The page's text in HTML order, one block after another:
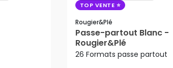
TOP VENTE
Rougier&plé
Passe-partout Blanc -
Rougier&Plé
26 Formats passe partout
2,85 €